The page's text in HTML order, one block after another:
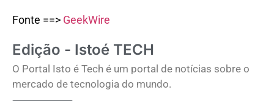
Fonte ==> GeekWire
Edição - Istoé TECH
O Portal Isto é Tech é um portal de notícias sobre o
mercado de tecnologia do mundo.